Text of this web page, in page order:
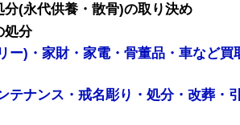
分(永代供養・散骨)の取り決め
処分
ー)・家財・家電・骨董品・車など買
テナンス・戒名彫り・処分・改葬・